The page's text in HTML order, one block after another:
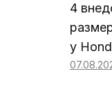
4
у